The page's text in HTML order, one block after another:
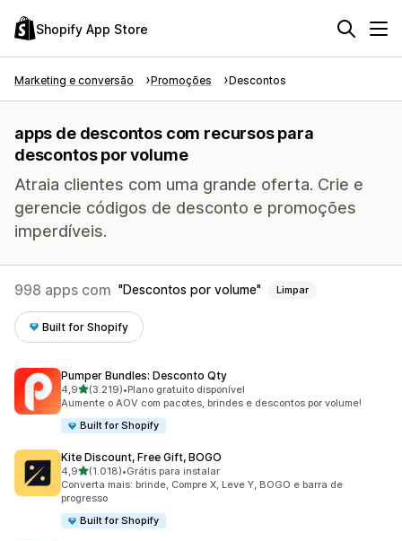
Shopify App Store
Marketing e conversão Promoções Descontos
apps de descontos com recursos para
descontos por volume
Atraia clientes com uma grande oferta. Crie e
gerencie códigos de desconto e promoções
imperdíveis.
998 apps com Descontos por volume Limpar
Built for Shopify
Pumper Bundles: Desconto Qty
4,9de 5 estrelas
(3.219)
3219 avaliações ao todo
•Plano gratuito disponível
Aumente o AOV com pacotes, brindes e descontos por volume!
Built for Shopify
Kite Discount, Free Gift, BOGO
4,9de 5 estrelas
(1.018)
1018 avaliações ao todo
•Grátis para instalar
Converta mais: brinde, Compre X, Leve Y, BOGO e barra de
progresso
Built for Shopify